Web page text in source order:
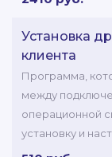
Установка
клиента
Программа,
между
операционной
установку и